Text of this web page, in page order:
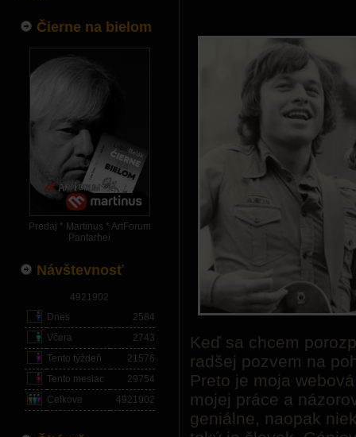
Čierne na bielom
Predaj * Martinus * ArtForum
Pantarhei
Návštevnosť
4921902
Dnes
2584
Včera
2743
Tento týždeň
21576
Tento mesiac
29754
Celkove
4921902
Keď sa chcem
radšej pozvem na
Preto je moja
mojej práce a
geniálne, naopak